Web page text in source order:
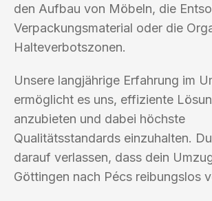
den Aufbau von Möbeln, die
Verpackungsmaterial oder die
Halteverbotszonen.
Unsere langjährige Erfahrung im
ermöglicht es uns, effiziente
anzubieten und dabei höchste
Qualitätsstandards einzuhalten.
darauf verlassen, dass dein
Göttingen nach Pécs reibungslos